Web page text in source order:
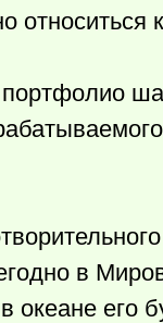
портфолио
в
океане